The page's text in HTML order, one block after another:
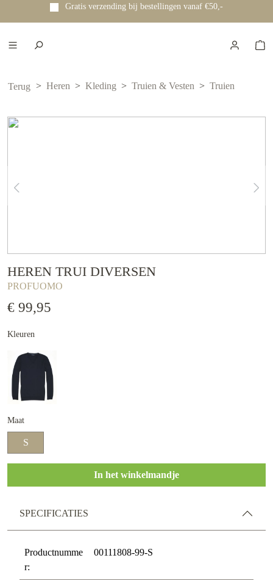
hoofdinhoud
Gratis verzending bij bestellingen vanaf €50,-
Terug Heren Kleding Truien & Vesten Truien
HEREN TRUI DIVERSEN
PROFUOMO
€ 99,95
Kleuren
Maat
S
In het winkelmandje
SPECIFICATIES
Productnumme
r:
00111808-99-S